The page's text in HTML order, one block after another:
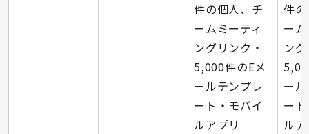
件の個人、チ
ームミーティ
ングリンク・
5,000件のEメ
ールテンプレ
ート・モバイ
ルアプリ
件
ー
ン
ー
ー
ル